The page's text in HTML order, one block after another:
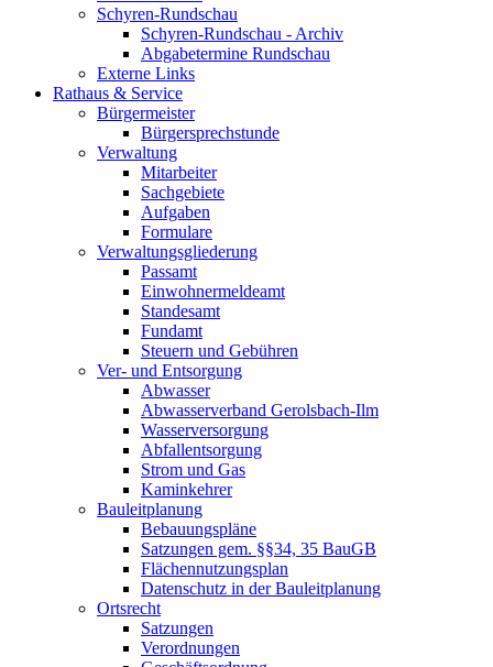
Schyren-Rundschau
Schyren-Rundschau - Archiv
Abgabetermine Rundschau
Externe Links
Rathaus & Service
Bürgermeister
Bürgersprechstunde
Verwaltung
Mitarbeiter
Sachgebiete
Aufgaben
Formulare
Verwaltungsgliederung
Passamt
Einwohnermeldeamt
Standesamt
Fundamt
Steuern und Gebühren
Ver- und Entsorgung
Abwasser
Abwasserverband Gerolsbach-Ilm
Wasserversorgung
Abfallentsorgung
Strom und Gas
Kaminkehrer
Bauleitplanung
Bebauungspläne
Satzungen gem. §§34, 35 BauGB
Flächennutzungsplan
Datenschutz in der Bauleitplanung
Ortsrecht
Satzungen
Verordnungen